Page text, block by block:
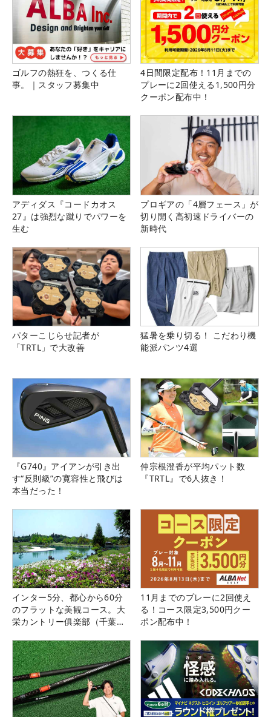
ゴルフの熱狂を、つくる仕
事。｜スタッフ募集中
4日間限定配布！11月までの
プレーに2回使える1,500円分
クーポン配布中！
アディダス『コードカオス
27』は強烈な蹴りでパワーを
生む
プロギアの「4層フェース」が
切り開く高初速ドライバーの
新時代
パターこじらせ記者が
「TRTL」で大改善
猛暑を乗り切る！ こだわり機
能派パンツ4選
『G740』アイアンが引き出
す“反則級”の寛容性と飛びは
本当だった！
仲宗根澄香が平均パット数
『TRTL』で6人抜き！
インター5分、都心から60分
のフラットな美観コース。大
栄カントリー俱楽部（千葉
11月までのプレーに2回使え
る！コース限定3,500円クー
ポン配布中！